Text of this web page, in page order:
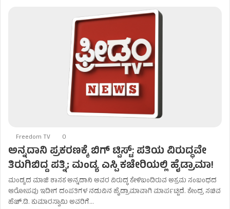
Freedom TV 0
ಅನ್ನದಾನಿ ಪ್ರಕರಣಕ್ಕೆ ಬಿಗ್ ಟ್ವಿಸ್ಟ್: ಪತಿಯ ವಿರುದ್ಧವೇ
ತಿರುಗಿಬಿದ್ದ ಪತ್ನಿ; ಮಂಡ್ಯ ಎಸ್ಪಿ ಕಚೇರಿಯಲ್ಲಿ ಹೈಡ್ರಾಮಾ!
ಮಂಡ್ಯದ ಮಾಜಿ ಶಾಸಕ ಅನ್ನದಾನಿ ಅವರ ವಿರುದ್ಧ ಕೇಳಿಬಂದಿರುವ ಅಕ್ರಮ ಸಂಬಂಧದ
ಆರೋಪವು ಇದೀಗ ದಂಪತಿಗಳ ನಡುವಿನ ಹೈಡ್ರಾಮಾವಾಗಿ ಮಾರ್ಪಟ್ಟಿದೆ. ಕೇಂದ್ರ ಸಚಿವ
ಹೆಚ್.ಡಿ. ಕುಮಾರಸ್ವಾಮಿ ಅವರಿಗೆ…